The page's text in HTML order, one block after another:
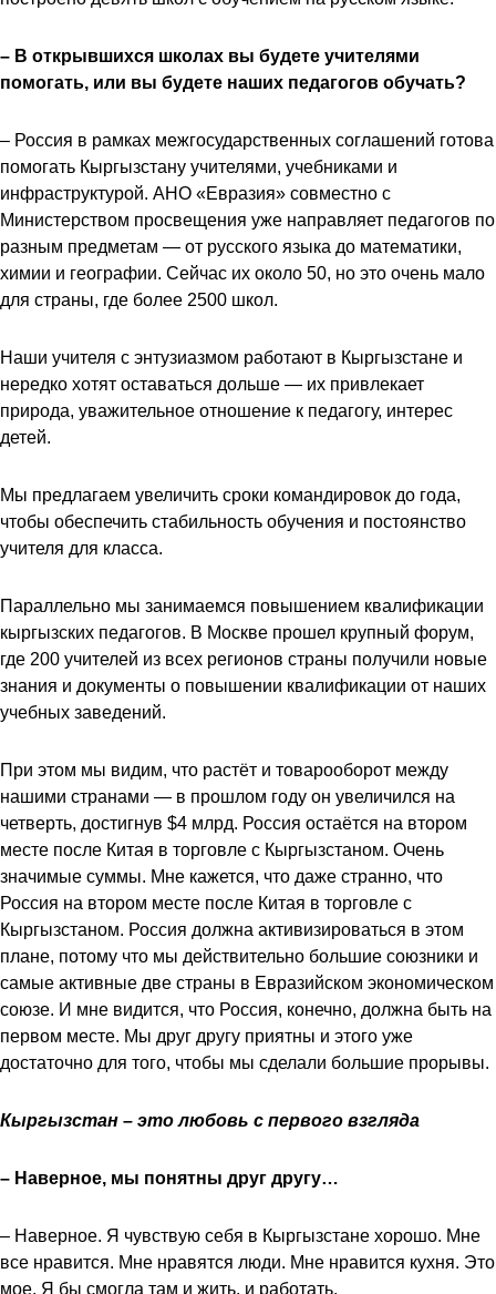
– В открывшихся школах вы будете учителями
помогать, или вы будете наших педагогов обучать?
– Россия в рамках межгосударственных соглашений готова
помогать Кыргызстану учителями, учебниками и
инфраструктурой. АНО «Евразия» совместно с
Министерством просвещения уже направляет педагогов по
разным предметам — от русского языка до математики,
химии и географии. Сейчас их около 50, но это очень мало
для страны, где более 2500 школ.
Наши учителя с энтузиазмом работают в Кыргызстане и
нередко хотят оставаться дольше — их привлекает
природа, уважительное отношение к педагогу, интерес
детей.
Мы предлагаем увеличить сроки командировок до года,
чтобы обеспечить стабильность обучения и постоянство
учителя для класса.
Параллельно мы занимаемся повышением квалификации
кыргызских педагогов. В Москве прошел крупный форум,
где 200 учителей из всех регионов страны получили новые
знания и документы о повышении квалификации от наших
учебных заведений.
При этом мы видим, что растёт и товарооборот между
нашими странами — в прошлом году он увеличился на
четверть, достигнув $4 млрд. Россия остаётся на втором
месте после Китая в торговле с Кыргызстаном. Очень
значимые суммы. Мне кажется, что даже странно, что
Россия на втором месте после Китая в торговле с
Кыргызстаном. Россия должна активизироваться в этом
плане, потому что мы действительно большие союзники и
самые активные две страны в Евразийском экономическом
союзе. И мне видится, что Россия, конечно, должна быть на
первом месте. Мы друг другу приятны и этого уже
достаточно для того, чтобы мы сделали большие прорывы.
Кыргызстан – это любовь с первого взгляда
– Наверное, мы понятны друг другу…
– Наверное. Я чувствую себя в Кыргызстане хорошо. Мне
все нравится. Мне нравятся люди. Мне нравится кухня. Это
мое. Я бы смогла там и жить, и работать.